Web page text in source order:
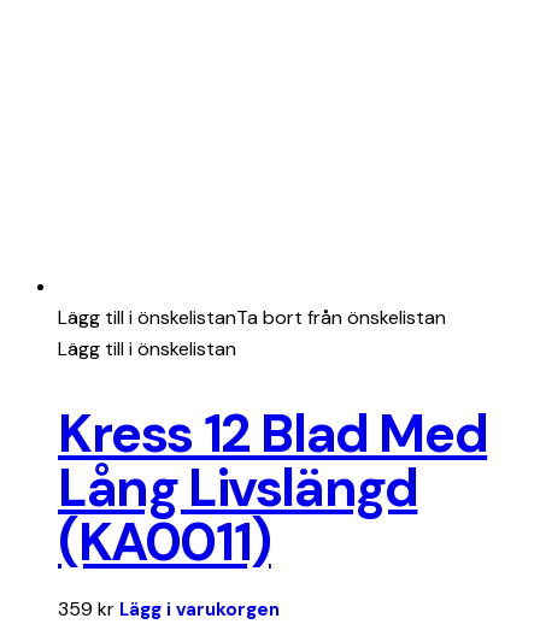
Lägg till i önskelistanTa bort från önskelistan
Lägg till i önskelistan
Kress 12 Blad Med
Lång Livslängd
(KA0011)
359 kr Lägg i varukorgen